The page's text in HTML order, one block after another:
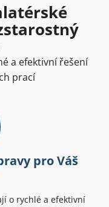
a efektivní řešení
prací
pro Váš
o rychlé a efektivní